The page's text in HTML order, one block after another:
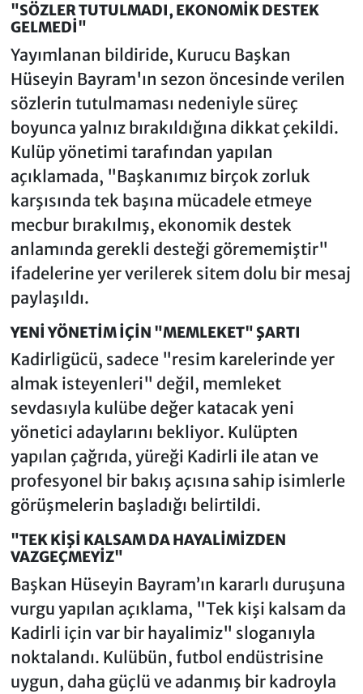
"SÖZLER TUTULMADI, EKONOMİK DESTEK
GELMEDİ"
Yayımlanan bildiride, Kurucu Başkan
Hüseyin Bayram'ın sezon öncesinde verilen
sözlerin tutulmaması nedeniyle süreç
boyunca yalnız bırakıldığına dikkat çekildi.
Kulüp yönetimi tarafından yapılan
açıklamada, "Başkanımız birçok zorluk
karşısında tek başına mücadele etmeye
mecbur bırakılmış, ekonomik destek
anlamında gerekli desteği görememiştir"
ifadelerine yer verilerek sitem dolu bir mesaj
paylaşıldı.
YENİ YÖNETİM İÇİN "MEMLEKET" ŞARTI
Kadirligücü, sadece "resim karelerinde yer
almak isteyenleri" değil, memleket
sevdasıyla kulübe değer katacak yeni
yönetici adaylarını bekliyor. Kulüpten
yapılan çağrıda, yüreği Kadirli ile atan ve
profesyonel bir bakış açısına sahip isimlerle
görüşmelerin başladığı belirtildi.
"TEK KİŞİ KALSAM DA HAYALİMİZDEN
VAZGEÇMEYİZ"
Başkan Hüseyin Bayram’ın kararlı duruşuna
vurgu yapılan açıklama, "Tek kişi kalsam da
Kadirli için var bir hayalimiz" sloganıyla
noktalandı. Kulübün, futbol endüstrisine
uygun, daha güçlü ve adanmış bir kadroyla